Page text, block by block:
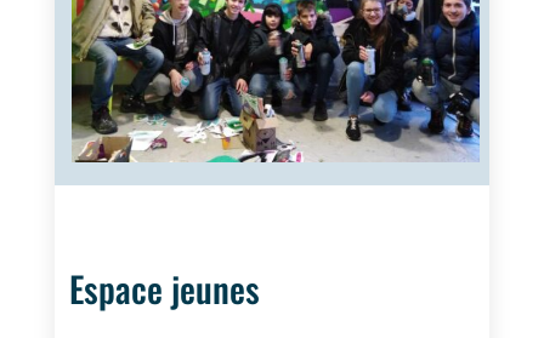
Espace jeunes